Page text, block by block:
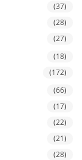
(37)
(28)
(27)
(18)
(172)
(66)
(17)
(22)
(21)
(28)